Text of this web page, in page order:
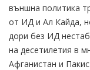
външна политика
от ИД и Ал Кайда,
дори без ИД
на десетилетия в
Афганистан и